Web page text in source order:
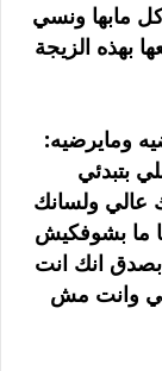
مابها ونسي
بهذه الزيجة
ومايرضيه:
بتبدئي
عالي ولسانك
ما بشوفكيش
انك انت
وانت مش